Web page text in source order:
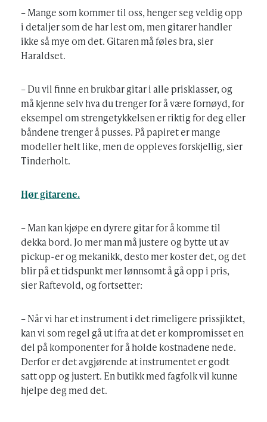
– Mange som kommer til oss, henger seg veldig opp
i detaljer som de har lest om, men gitarer handler
ikke så mye om det. Gitaren må føles bra, sier
Haraldset.
– Du vil finne en brukbar gitar i alle prisklasser, og
må kjenne selv hva du trenger for å være fornøyd, for
eksempel om strengetykkelsen er riktig for deg eller
båndene trenger å pusses. På papiret er mange
modeller helt like, men de oppleves forskjellig, sier
Tinderholt.
Hør gitarene.
– Man kan kjøpe en dyrere gitar for å komme til
dekka bord. Jo mer man må justere og bytte ut av
pickup-er og mekanikk, desto mer koster det, og det
blir på et tidspunkt mer lønnsomt å gå opp i pris,
sier Raftevold, og fortsetter:
– Når vi har et instrument i det rimeligere prissjiktet,
kan vi som regel gå ut ifra at det er kompromisset en
del på komponenter for å holde kostnadene nede.
Derfor er det avgjørende at instrumentet er godt
satt opp og justert. En butikk med fagfolk vil kunne
hjelpe deg med det.